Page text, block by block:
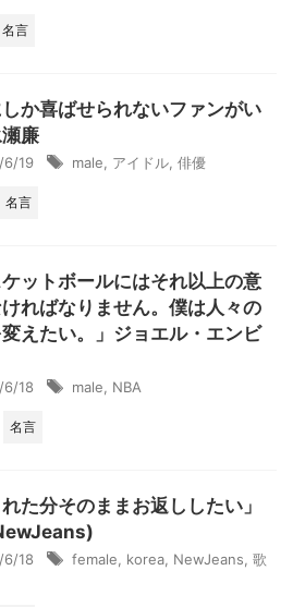
名言
しか喜ばせられないファンがい
廉
6/19 male アイドル 俳優
名言
ケットボールにはそれ以上の意
ればなりません。僕は人々の
えたい。」ジョエル・エンビ
6/18 male NBA
名言
れた分そのままお返ししたい」
6/18 female korea NewJeans 歌